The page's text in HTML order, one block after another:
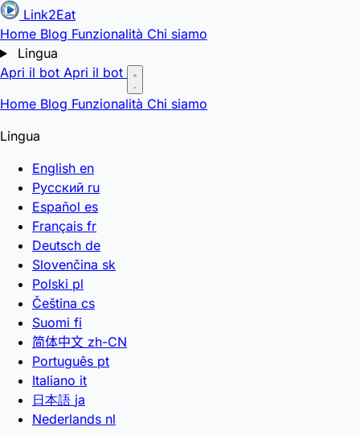
Link2Eat
Home Blog Funzionalità Chi siamo
Lingua
Apri il bot Apri il bot
Home Blog Funzionalità Chi siamo
Lingua
English en
Русский ru
Español es
Français fr
Deutsch de
Slovenčina sk
Polski pl
Čeština cs
Suomi fi
简体中文 zh-CN
Português pt
Italiano it
日本語 ja
Nederlands nl